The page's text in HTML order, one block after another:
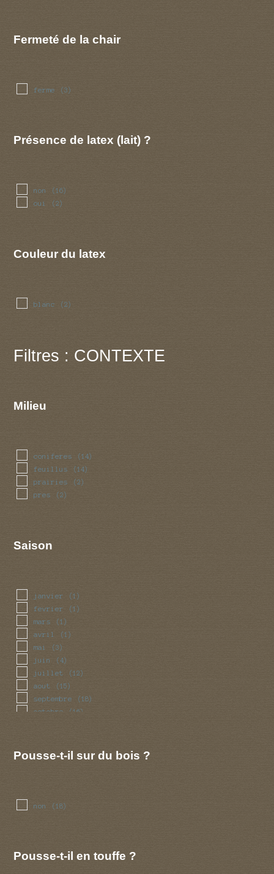
Fermeté de la chair
ferme (3)
Présence de latex (lait) ?
non (16)
oui (2)
Couleur du latex
blanc (2)
Filtres : CONTEXTE
Milieu
coniferes (14)
feuillus (14)
prairies (2)
pres (2)
Saison
janvier (1)
fevrier (1)
mars (1)
avril (1)
mai (3)
juin (4)
juillet (12)
aout (15)
septembre (18)
octobre (16)
Pousse-t-il sur du bois ?
non (18)
Pousse-t-il en touffe ?